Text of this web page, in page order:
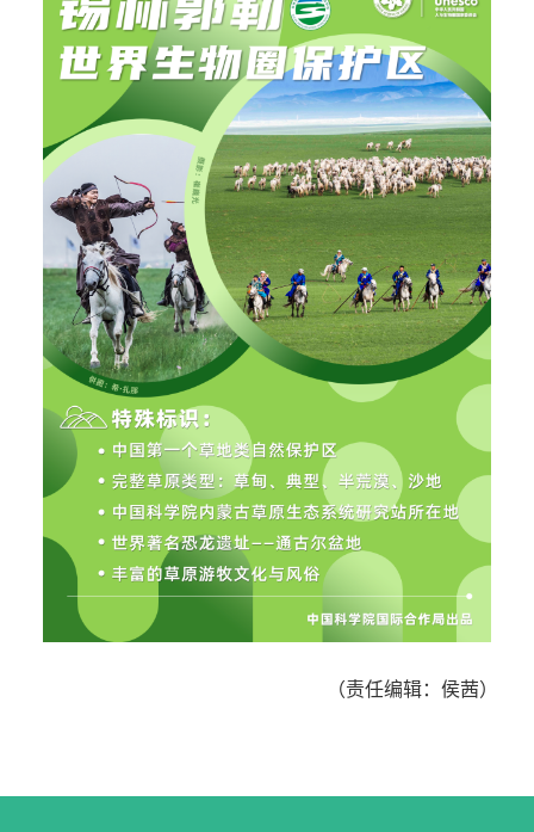
（责任编辑：侯茜）